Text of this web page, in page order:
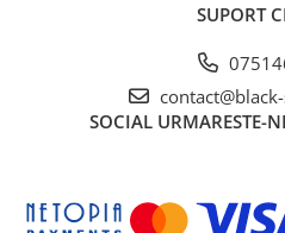
SUPORT
SOCIAL URMARESTE-